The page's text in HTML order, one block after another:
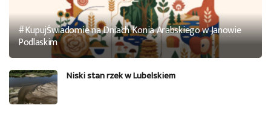
#KupujŚwiadomie na Dniach Konia Arabskiego w Janowie
Podlaskim
Niski stan rzek w Lubelskiem